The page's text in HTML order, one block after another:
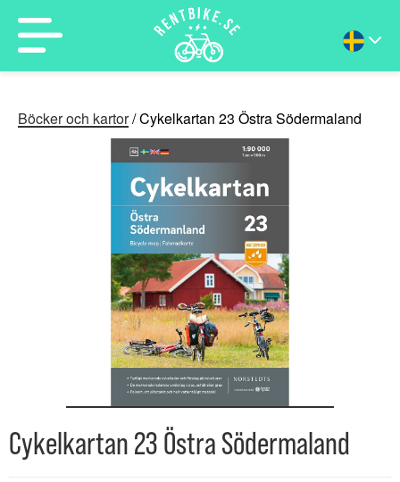
Böcker och kartor/ Cykelkartan 23 Östra Södermaland
Cykelkartan 23 Östra Södermaland